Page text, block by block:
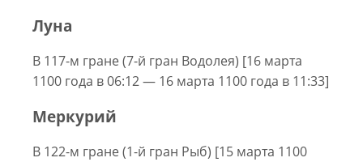
Луна
В 117-м гране (7-й гран Водолея) [16 марта
1100 года в 06:12 — 16 марта 1100 года в 11:33]
Меркурий
В 122-м гране (1-й гран Рыб) [15 марта 1100